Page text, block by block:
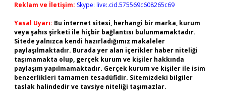
Reklam ve İletişim: Skype: live:.cid.575569c608265c69
Yasal Uyarı: Bu internet sitesi, herhangi bir marka, kurum
veya şahıs şirketi ile hiçbir bağlantısı bulunmamaktadır.
Sitede yalnızca kendi hazırladığımız makaleler
paylaşılmaktadır. Burada yer alan içerikler haber niteliği
taşımamakta olup, gerçek kurum ve kişiler hakkında
paylaşım yapılmamaktadır. Gerçek kurum ve kişiler ile isim
benzerlikleri tamamen tesadüfidir. Sitemizdeki bilgiler
taslak halindedir ve tavsiye niteliği taşımazlar.